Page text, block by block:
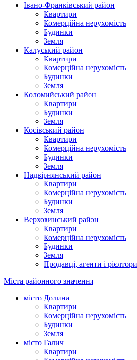
Івано-Франківський район
Квартири
Комерційна нерухомість
Будинки
Земля
Калуський район
Квартири
Комерційна нерухомість
Будинки
Земля
Коломийський район
Квартири
Будинки
Земля
Косівський район
Квартири
Комерційна нерухомість
Будинки
Земля
Надвірнянський район
Квартири
Комерційна нерухомість
Будинки
Земля
Верховинський район
Квартири
Комерційна нерухомість
Будинки
Земля
Продавці, агенти і рієлтори
Міста районного значення
місто Долина
Квартири
Комерційна нерухомість
Будинки
Земля
місто Галич
Квартири